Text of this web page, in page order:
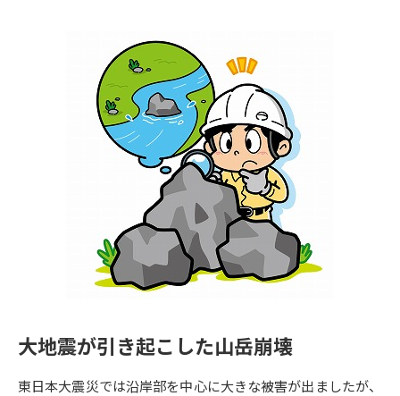
大学・短大以外の資料から請求
大学院の資料請求
留学・進学関連、塾・予備校
大学入学共通テスト「受験案
内」の請求
大学入学共通テスト「受験上の
配慮案内」の請求
高等学校卒業程度認定試験
高等学校（情報）教員資格認定
大地震が引き起こした山岳崩壊
東日本大震災では沿岸部を中心に大きな被害が出ましたが、